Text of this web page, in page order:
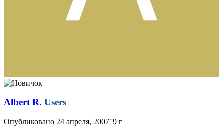
Albert R. Users
Опубликовано 24 апреля, 200719 г